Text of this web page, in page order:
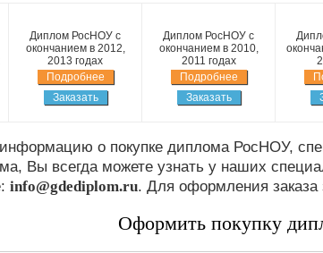
Диплом РосНОУ с
окончанием в 2012,
2013 годах
Подробнее
Заказать
Диплом РосНОУ с
окончанием в 2010,
2011 годах
Подробнее
Заказать
о покупке диплома РосНОУ,
Вы всегда можете узнать у наших
info@gdediplom.ru. Для оформления
Оформить покупку